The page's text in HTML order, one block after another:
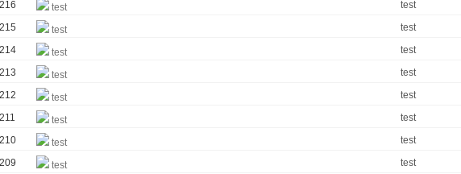
test test
test test
test test
test test
test test
test test
test test
test test